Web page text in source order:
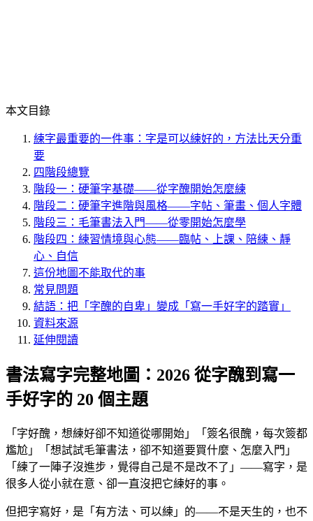
本文目錄
練字最重要的一件事：字是可以練好的，方法比天分重
要
四階段總覽
階段一：硬筆字基礎——從字醜開始怎麼練
階段二：硬筆字進階與風格——字帖、筆畫、個人字體
階段三：毛筆書法入門——從零開始怎麼學
階段四：練習情境與心態——臨帖、上課、陪練、靜
心、自信
這份地圖不能取代的事
常見問題
結語：把「字醜的自卑」變成「寫一手好字的踏實」
資料來源
延伸閱讀
書法寫字完整地圖：2026 從字醜到寫一
手好字的 20 個主題
「字好醜，想練好卻不知道從哪開始」「簽名很醜，每次簽都
尷尬」「想試試毛筆書法，卻不知道要買什麼、怎麼入門」
「練了一陣子沒進步，覺得自己是不是改不了」——寫字，是
很多人從小就在意、卻一直沒把它練好的事。
但把字寫好，是「有方法、可以練」的——不是天生的，也不